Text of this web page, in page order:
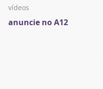
vídeos
anuncie no A12